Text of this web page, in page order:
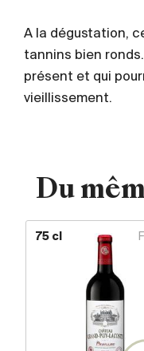
A la dégustation,
tannins bien
présent et qui
vieillissement.
Du
75 cl